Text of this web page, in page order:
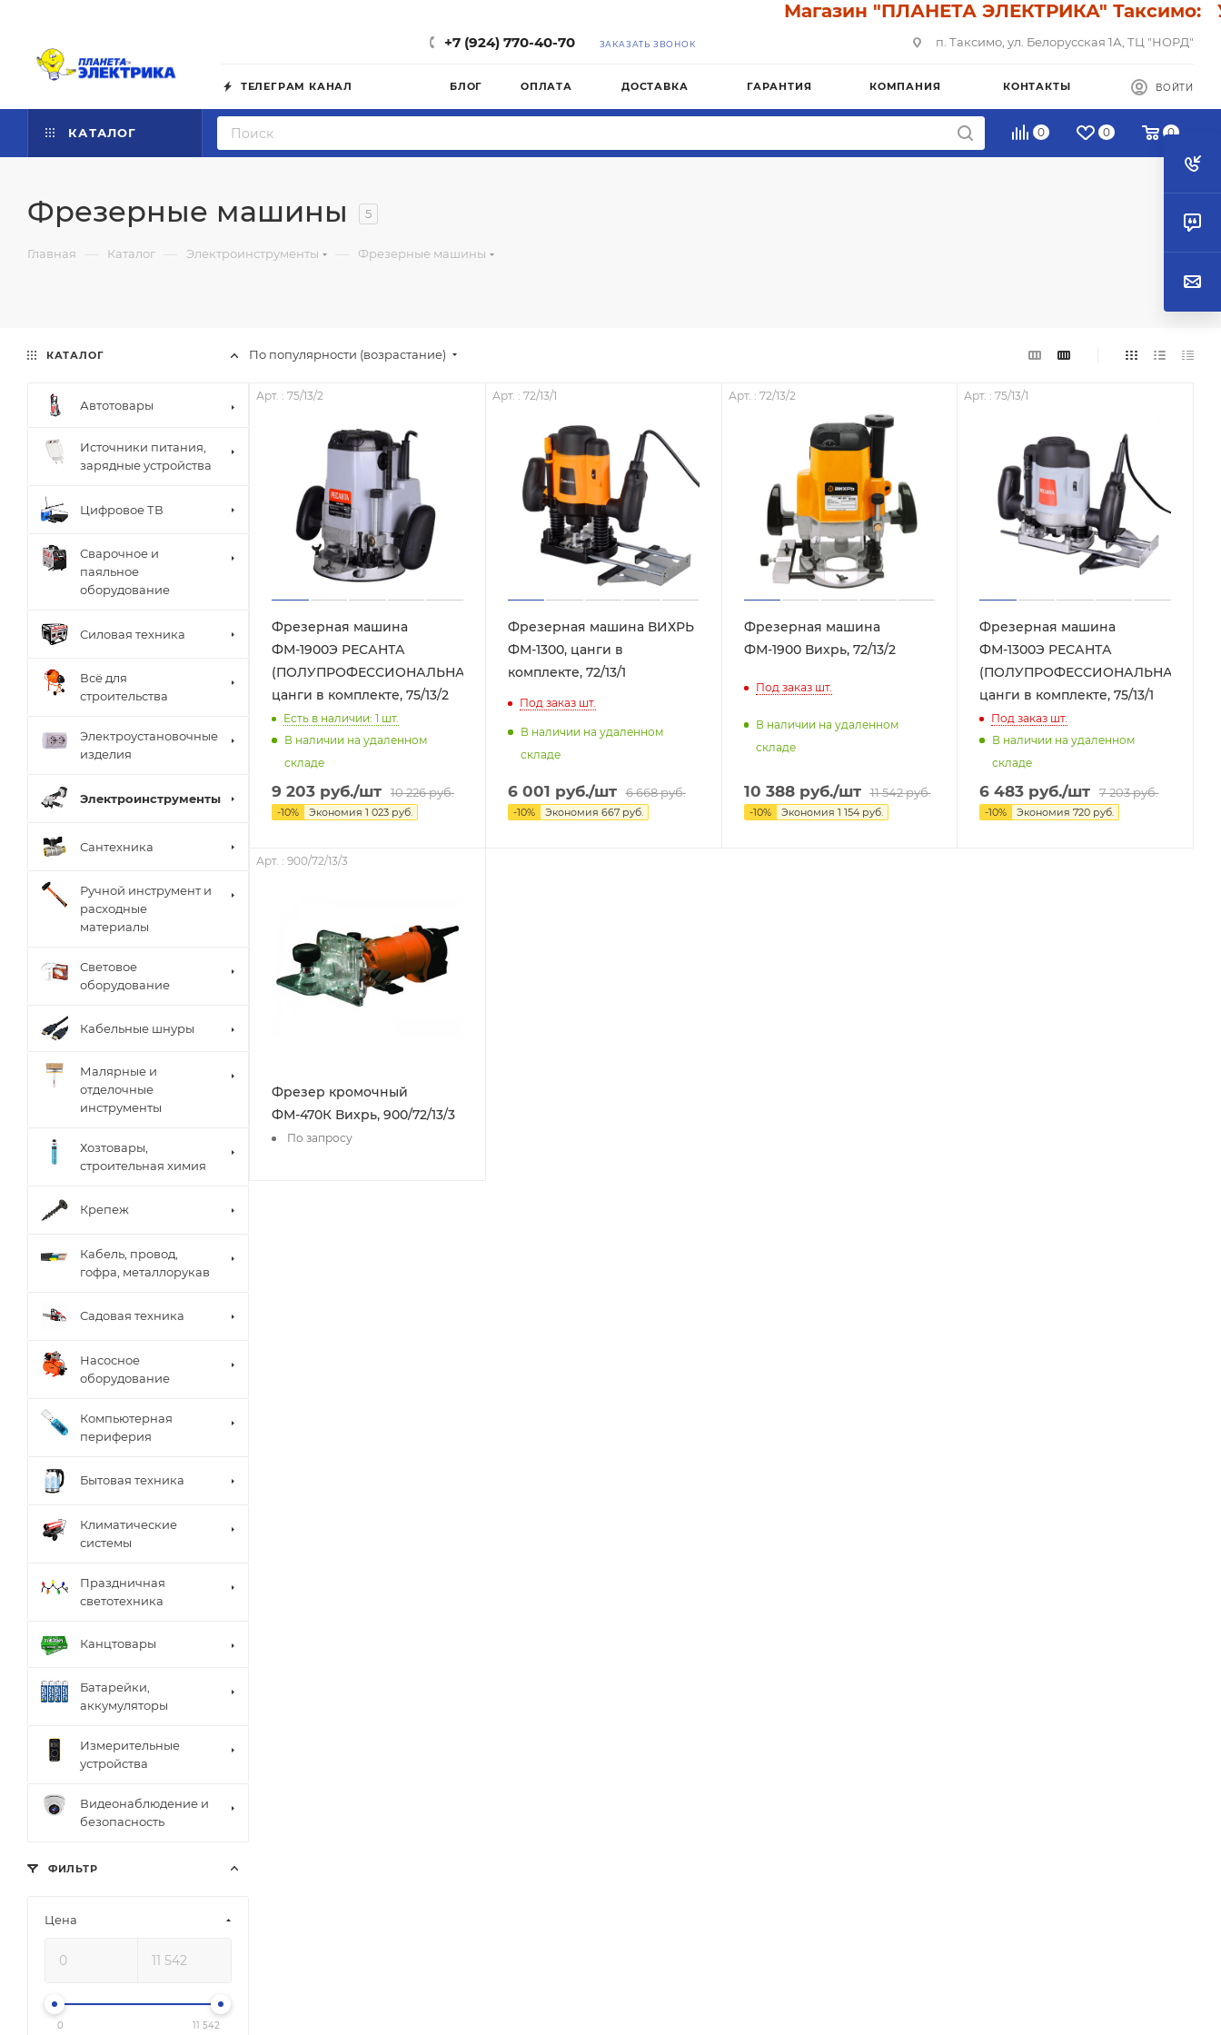
Магазин "ПЛАНЕТА ЭЛЕКТРИКА" Таксимо: У
+7 (924) 770-40-70 ЗАКАЗАТЬ ЗВОНОК п. Таксимо, ул. Белорусская 1А, ТЦ "НОРД"
ТЕЛЕГРАМ КАНАЛ БЛОГ ОПЛАТА ДОСТАВКА ГАРАНТИЯ КОМПАНИЯ КОНТАКТЫ ВОЙТИ
КАТАЛОГ 0 0 0
Фрезерные машины 5
Главная — Каталог — Электроинструменты — Фрезерные машины
По популярности (возрастание)
Арт. : 75/13/2
Фрезерная машина
ФМ-1900Э РЕСАНТА
(ПОЛУПРОФЕССИОНАЛЬНАЯ),
цанги в комплекте, 75/13/2
Есть в наличии: 1 шт.
В наличии на удаленном
складе
9 203 руб./шт 10 226руб.
-10% Экономия 1 023 руб.
Арт. : 72/13/1
Фрезерная машина ВИХРЬ
ФМ-1300, цанги в
комплекте, 72/13/1
Под заказшт.
В наличии на удаленном
складе
6 001 руб./шт 6 668руб.
-10% Экономия 667руб.
Арт. : 72/13/2
Фрезерная машина
ФМ-1900 Вихрь, 72/13/2
Под заказшт.
В наличии на удаленном
складе
10 388руб./шт 11 542руб.
-10% Экономия 1 154руб.
Арт. : 75/13/1
Фрезерная машина
ФМ-1300Э РЕСАНТА
(ПОЛУПРОФЕССИОНАЛЬНАЯ),
цанги в комплекте, 75/13/1
Под заказ шт.
В наличии на удаленном
складе
6 483 руб./шт 7 203руб.
-10% Экономия720 руб.
Арт. : 900/72/13/3
Фрезер кромочный
ФМ-470К Вихрь, 900/72/13/3
По запросу
КАТАЛОГ
Автотовары
Источники питания,
зарядные устройства
Цифровое ТВ
Сварочное и
паяльное
оборудование
Силовая техника
Всё для
строительства
Электроустановочные
изделия
Электроинструменты
Сантехника
Ручной инструмент и
расходные
материалы
Световое
оборудование
Кабельные шнуры
Малярные и
отделочные
инструменты
Хозтовары,
строительная химия
Крепеж
Кабель, провод,
гофра, металлорукав
Садовая техника
Насосное
оборудование
Компьютерная
периферия
Бытовая техника
Климатические
системы
Праздничная
светотехника
Канцтовары
Батарейки,
аккумуляторы
Измерительные
устройства
Видеонаблюдение и
безопасность
ФИЛЬТР
Цена
0 11 542